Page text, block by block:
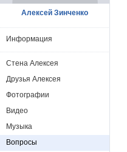
Алексей Зинченко
Информация
Стена Алексея
Друзья Алексея
Фотографии
Видео
Музыка
Вопросы